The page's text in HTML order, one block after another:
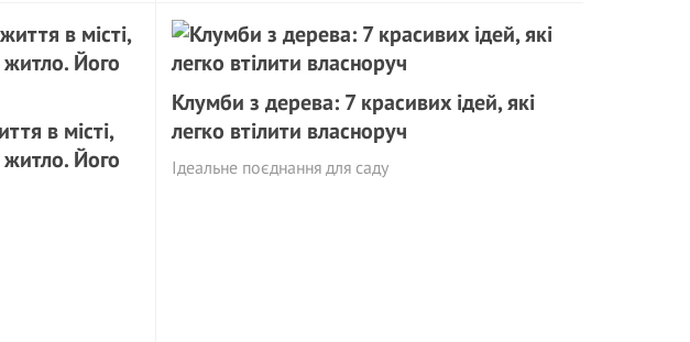
в місті,
житло. Його
Клумби з дерева: 7 красивих ідей, які
легко втілити власноруч
Ідеальне поєднання для саду